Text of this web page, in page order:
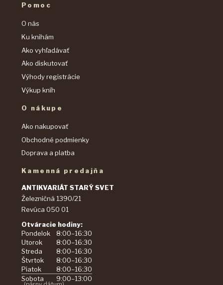
Pomoc
O nás
Ku knihám
Ako vyhľadávať
Ako diskutovať
Výhody registrácie
Výkup kníh
O nákupe
Ako nakupovať
Obchodné podmienky
Doprava a platba
Kamenná predajňa
ANTIKVARIÁT STARÝ SVET
Železničná 1390/21
Revúca 050 01
Otváracie hodiny:
Pondelok
8:00–16:30
Utorok
8:00–16:30
Streda
8:00–16:30
Štvrtok
8:00–16:30
Piatok
8:00–16:30
Sobota
9:00–13:00